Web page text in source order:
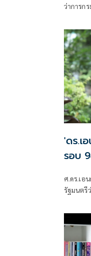
ว่าการก
ไทยเข้า
'ดร.เ
รอบ​
ศ.ดร.เอ
รัฐมนตรี
94 ปี : ยิ่